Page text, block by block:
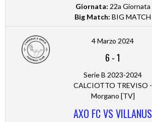
Giornata: 22a Giornata
Big Match: BIG MATCH
4 Marzo 2024
6 -1
Serie B 2023-2024
CALCIOTTO TREVISO -
Morgano [TV]
AXO FC VS VILLANUS